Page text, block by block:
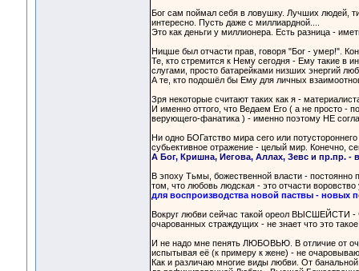
Бог сам поймал себя в ловушку. Лучших людей,
интересно. Пусть даже с миллиардной....
Это как деньги у миллионера. Есть разница -
Ницше был отчасти прав, говоря "Бог - умер!".
Те, кто стремится к Нему сегодня - Ему такие
слугами, просто батарейками низших энергий
А те, кто подошёл бы Ему для личных
Зря некоторые считают таких как я -
И именно оттого, что Ведаем Его ( а не просто -
верующего-фанатика ) - именно поэтому НЕ
Ни одно БОГатство мира сего или
субьективное отражение - целый мир. Конечно,
А Бог, Кришна, Иегова, Аллах, Зевс и пр.пр. -
В эпоху Тьмы, божественной власти - постоянно
том, что любовь людская - это отчасти
для воспроизводства новой паствы - новых
Вокруг любви сейчас такой ореол ВЫСШЕЙСТИ -
очарованных страждущих - не знает что это
И не надо мне пенять ЛЮБОВЬЮ. В отличие от
испытывая её (к примеру к жене) - не
Как и различаю многие виды любви. От